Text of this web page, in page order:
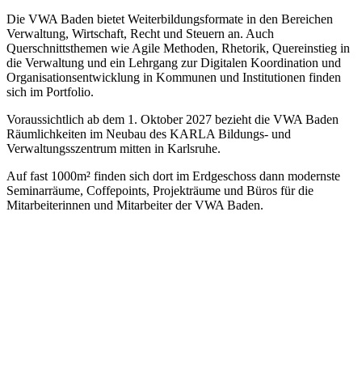
Die VWA Baden bietet Weiterbildungsformate in den Bereichen
Verwaltung, Wirtschaft, Recht und Steuern an. Auch
Querschnittsthemen wie Agile Methoden, Rhetorik, Quereinstieg in
die Verwaltung und ein Lehrgang zur Digitalen Koordination und
Organisationsentwicklung in Kommunen und Institutionen finden
sich im Portfolio.
Voraussichtlich ab dem 1. Oktober 2027 bezieht die VWA Baden
Räumlichkeiten im Neubau des KARLA Bildungs- und
Verwaltungsszentrum mitten in Karlsruhe.
Auf fast 1000m² finden sich dort im Erdgeschoss dann modernste
Seminarräume, Coffepoints, Projekträume und Büros für die
Mitarbeiterinnen und Mitarbeiter der VWA Baden.